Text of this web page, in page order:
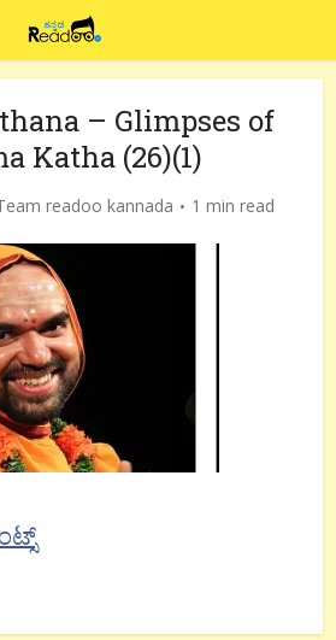
– Glimpses of
Katha (26)(1)
readoo kannada 1 min read